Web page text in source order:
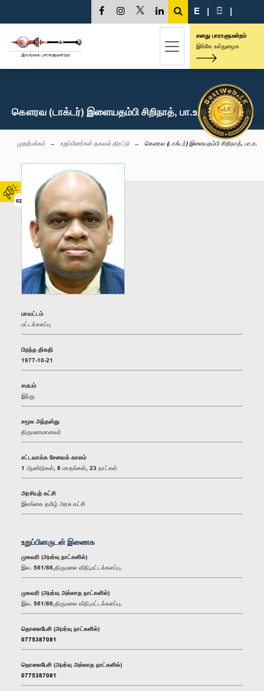
02
E | සි |
எனது பாராளுமன்றம்
இங்கே உள்நுழைக
கௌரவ (டாக்டர்) இளையதம்பி சிறிநாத், பா.உ.
முதற்பக்கம் உறுப்பினர்கள் தகவல் திரட்டு கௌரவ (டாக்டர்) இளையதம்பி சிறிநாத், பா.உ.
மாவட்டம்
மட்டக்களப்பு
பிறந்த திகதி
1977-10-21
சமயம்
இந்து
சமூக அந்தஸ்து
திருமணமானவர்
சட்டவாக்க சேவைக் காலம்
1 ஆண்டுகள், 8 மாதங்கள், 23 நாட்கள்
அரசியற் கட்சி
இலங்கை தமிழ் அரசு கட்சி
உறுப்பினருடன் இணைக
முகவரி (அமர்வு நாட்களில்)
இல. 561/86,திருமலை வீதி,மட்டக்களப்பு.
முகவரி (அமர்வு அல்லாத நாட்களில்)
இல. 561/86,திருமலை வீதி,மட்டக்களப்பு.
தொலைபேசி (அமர்வு நாட்களில்)
0775387081
தொலைபேசி (அமர்வு அல்லாத நாட்களில்)
0775387081